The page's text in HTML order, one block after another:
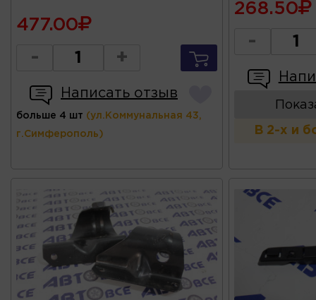
477.00
- +
Написать отзыв
больше 4 шт (ул.Коммунальная 43,
г.Симферополь)
268.50
-
В 2-х и